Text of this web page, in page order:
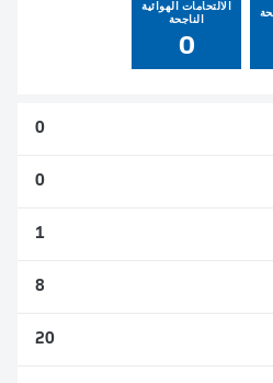
الالتحامات الهوائية
الناجحة